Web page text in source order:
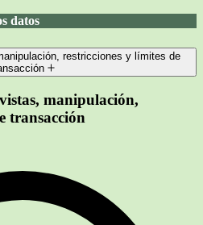
datos
restricciones y límites de
manipulación,
transacción